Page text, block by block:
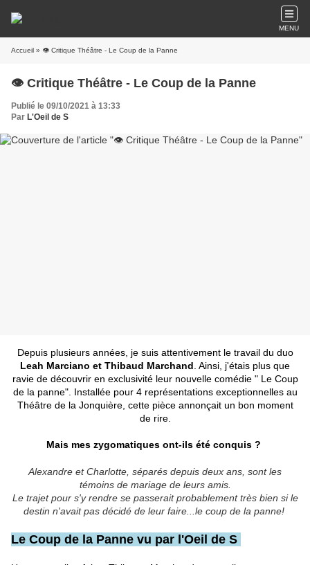
MENU
Accueil » 👁️ Critique Théâtre - Le Coup de la Panne
👁️ Critique Théâtre - Le Coup de la Panne
Publié le 09/10/2021 à 13:33
Par L'Oeil de S
Depuis plusieurs années, je suis attentivement le travail du duo
Leah Marciano et Thibaud Marchand . Ainsi, j'étais plus que
ravie de découvrir en exclusivité leur nouvelle comédie " Le Coup
de la panne". Installée pour 4 représentations exceptionnelles au
Théâtre de la Jonquière, cette pièce annonçait un bon moment
de rire.
Mais mes zygomatiques ont-ils été conquis ?
Alexandre et Charlotte, séparés depuis deux ans, sont les
témoins de mariage de leurs amis.
Le trajet pour s'y rendre se passerait probablement très bien si le
destin n'avait pas décidé de leur faire...le coup de la panne!
Le Coup de la Panne vu par l'Oeil de S